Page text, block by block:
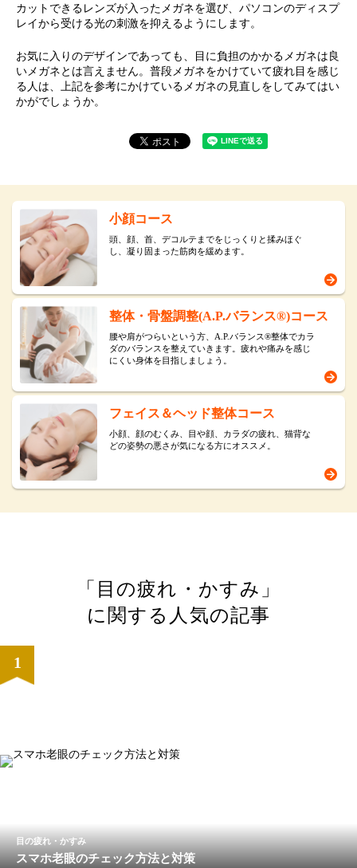
カットできるレンズが入ったメガネを選び、パソコンのディスプ
レイから受ける光の刺激を抑えるようにします。
お気に入りのデザインであっても、目に負担のかかるメガネは良
いメガネとは言えません。普段メガネをかけていて疲れ目を感じ
る人は、上記を参考にかけているメガネの見直しをしてみてはい
かがでしょうか。
小顔コース
頭、顔、首、デコルテまでをじっくりと揉みほぐ
し、凝り固まった筋肉を緩めます。
整体・骨盤調整(A.P.バランス®)コース
腰や肩がつらいという方、A.P.バランス®整体でカラ
ダのバランスを整えていきます。疲れや痛みを感じ
にくい身体を目指しましょう。
フェイス＆ヘッド整体コース
小顔、顔のむくみ、目や顔、カラダの疲れ、猫背な
どの姿勢の悪さが気になる方にオススメ。
「目の疲れ・かすみ」
に関する人気の記事
目の疲れ・かすみ
スマホ老眼のチェック方法と対策